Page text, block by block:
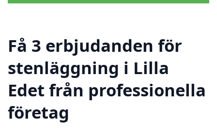
Få 3 erbjudanden för
stenläggning i Lilla
Edet från professionella
företag